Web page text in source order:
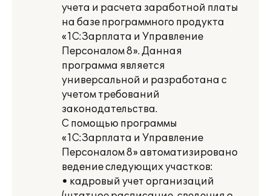
учета и расчета заработной платы
на базе программного продукта
«1С:Зарплата и Управление
Персоналом 8». Данная
программа является
универсальной и разработана с
учетом требований
законодательства.
С помощью программы
«1С:Зарплата и Управление
Персоналом 8» автоматизировано
ведение следующих участков:
• кадровый учет организаций